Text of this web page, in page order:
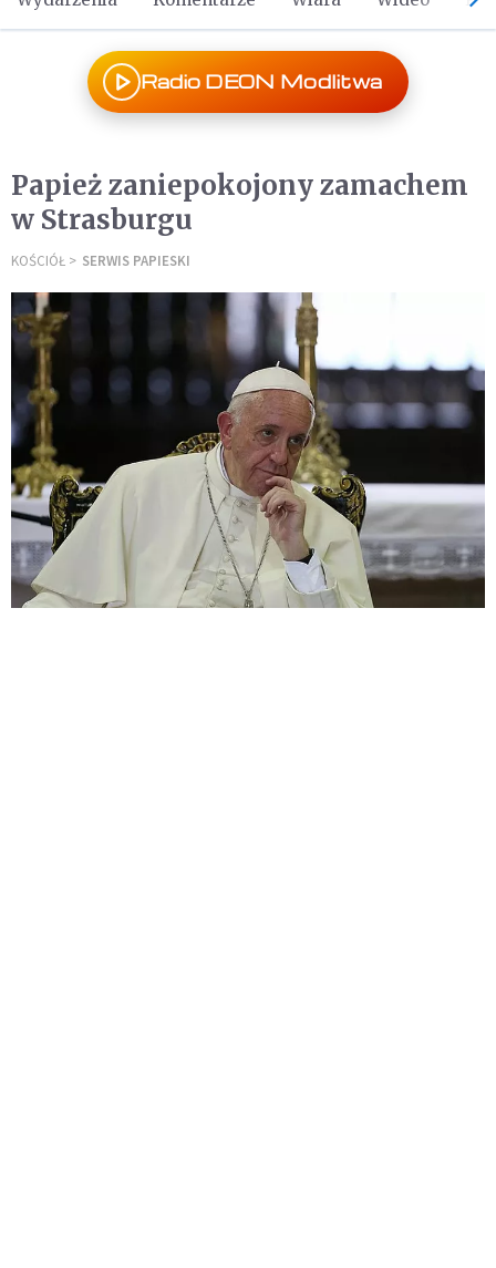
Radio DEON Modlitwa
Papież zaniepokojony zamachem
w Strasburgu
KOŚCIÓŁ SERWIS PAPIESKI